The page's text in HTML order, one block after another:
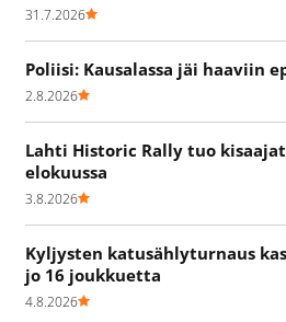
31.7.2026
Poliisi: Kausalassa jäi haaviin
2.8.2026
Lahti Historic Rally tuo
elokuussa
3.8.2026
Kyljysten katusählyturnaus
jo 16 joukkuetta
4.8.2026